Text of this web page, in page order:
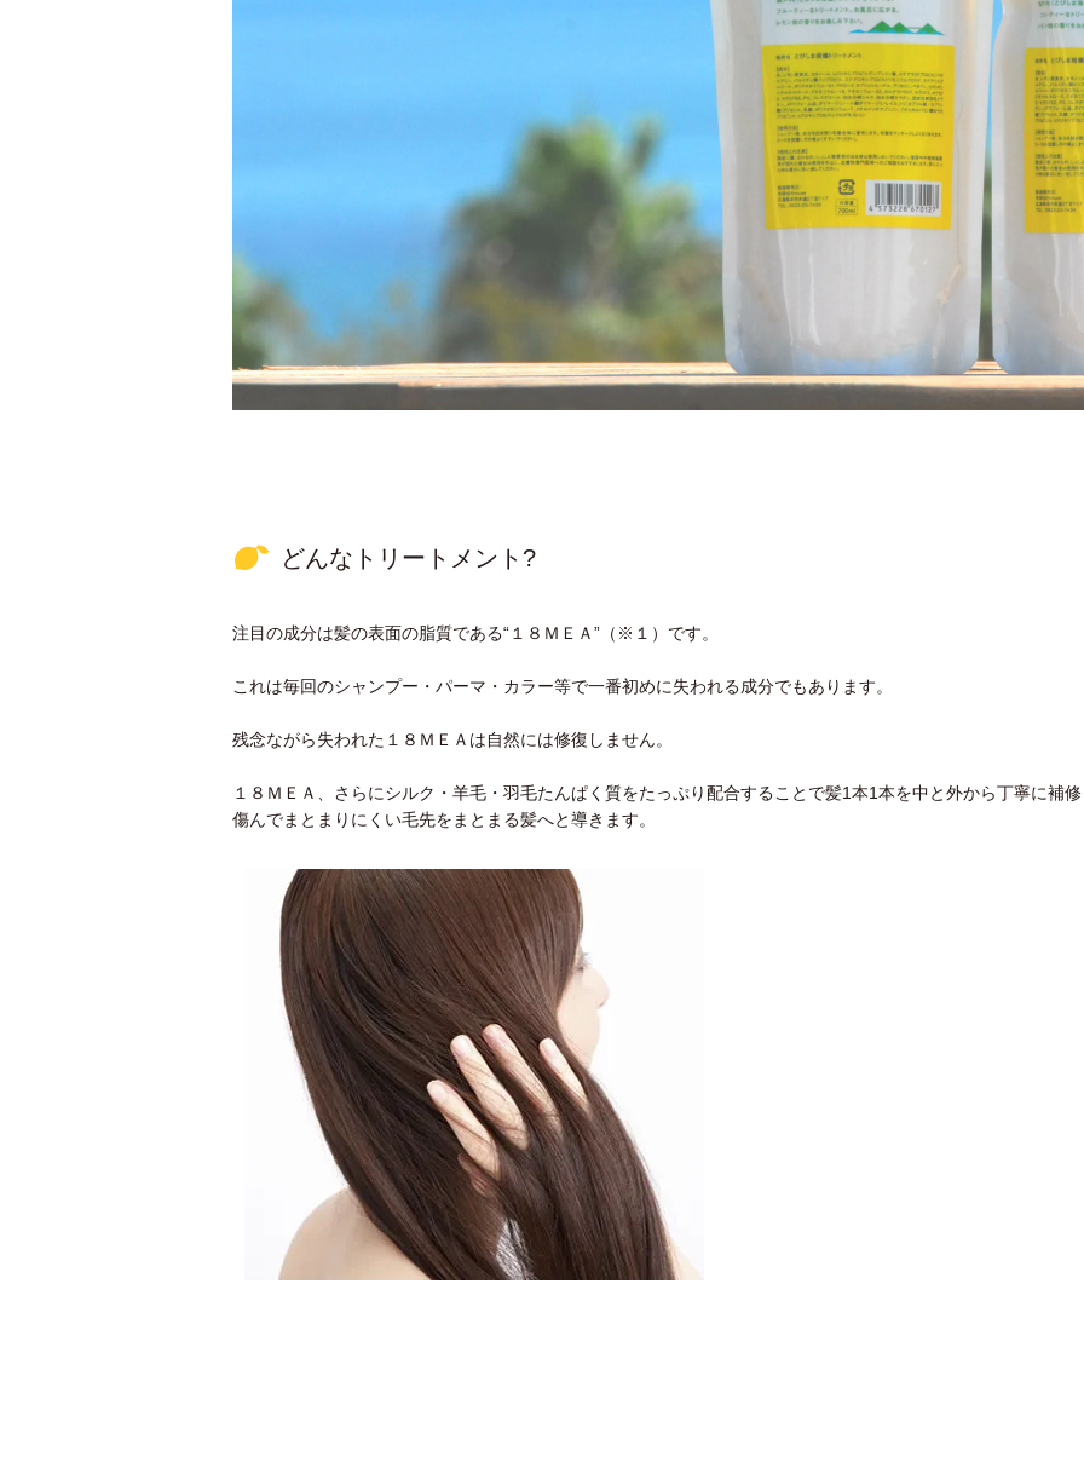
どんなトリートメント?
注目の成分は髪の表面の脂質である“１８ＭＥＡ”（※１）です。
これは毎回のシャンプー・パーマ・カラー等で一番初めに失われる成分でもあります。
残念ながら失われた１８ＭＥＡは自然には修復しません。
１８ＭＥＡ、さらにシルク・羊毛・羽毛たんぱく質をたっぷり配合することで髪1本1本を中と外から丁寧に補
傷んでまとまりにくい毛先をまとまる髪へと導きます。